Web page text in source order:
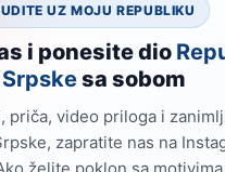
UZ MOJU REPUBLIKU
i ponesite dio
Srpskesa sobom
priča, video priloga i
zapratite nas na